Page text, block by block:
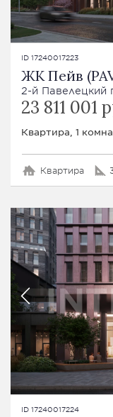
ID 17240017223
ЖК Пейв
2-й Павелецкий
23 811 001
Квартира, 1
Квартира
ID 17240017224